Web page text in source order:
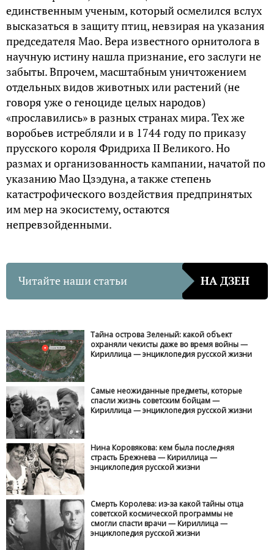
единственным ученым, который осмелился вслух
высказаться в защиту птиц, невзирая на указания
председателя Мао. Вера известного орнитолога в
научную истину нашла признание, его заслуги не
забыты. Впрочем, масштабным уничтожением
отдельных видов животных или растений (не
говоря уже о геноциде целых народов)
«прославились» в разных странах мира. Тех же
воробьев истребляли и в 1744 году по приказу
прусского короля Фридриха II Великого. Но
размах и организованность кампании, начатой по
указанию Мао Цзэдуна, а также степень
катастрофического воздействия предпринятых
им мер на экосистему, остаются
непревзойденными.
Читайте наши статьи НА ДЗЕН
Тайна острова Зеленый: какой объект
охраняли чекисты даже во время войны —
Кириллица — энциклопедия русской жизни
Самые неожиданные предметы, которые
спасли жизнь советским бойцам —
Кириллица — энциклопедия русской жизни
Нина Коровякова: кем была последняя
страсть Брежнева — Кириллица —
энциклопедия русской жизни
Смерть Королева: из-за какой тайны отца
советской космической программы не
смогли спасти врачи — Кириллица —
энциклопедия русской жизни